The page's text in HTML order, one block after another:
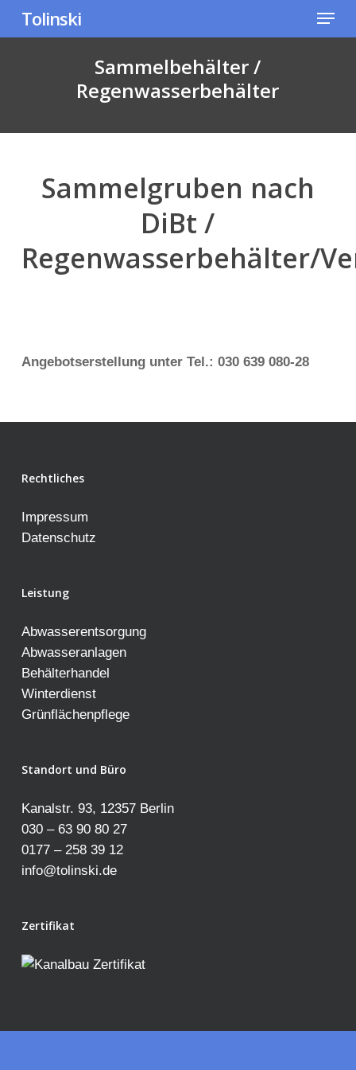
SkipTolinski Menu
Sammelbehälter /
Regenwasserbehälter
Sammelgruben nach
DiBt /
Regenwasserbehälter/
Angebotserstellung unter Tel.: 030 639 080-28
Rechtliches
Impressum
Datenschutz
Leistung
Abwasserentsorgung
Abwasseranlagen
Behälterhandel
Winterdienst
Grünflächenpflege
Standort und Büro
Kanalstr. 93, 12357 Berlin
030 – 63 90 80 27
0177 – 258 39 12
info@tolinski.de
Zertifikat